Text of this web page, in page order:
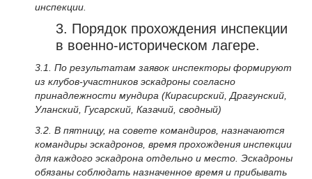
инспекции.
3. Порядок прохождения инспекции
в военно-историческом лагере.
3.1. По результатам заявок инспекторы формируют
из клубов-участников эскадроны согласно
принадлежности мундира (Кирасирский, Драгунский,
Уланский, Гусарский, Казачий, сводный)
3.2. В пятницу, на совете командиров, назначаются
командиры эскадронов, время прохождения инспекции
для каждого эскадрона отдельно и место. Эскадроны
обязаны соблюдать назначенное время и прибывать